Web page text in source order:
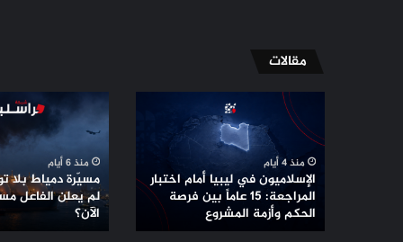
مقالات
الإسلاميون
ليبيا
أمام
اختبار
المراجعة:
عاماً
منذ 4 أيام
الإسلاميون في ليبيا أمام اختبار
المراجعة: 15 عاماً بين فرصة
الحكم وأزمة المشروع
مسيّرة
دمياط
بلا
توقيع
لماذا
لم
يعلن
منذ 6 أيام
مسيّرة دمياط بلا
لم يعلن الفاعل
الآن؟